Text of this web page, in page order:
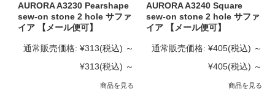
AURORA A3230 Pearshape
sew-on stone 2 hole サファ
イア 【メール便可】
通常販売価格: ¥313(税込) ～
¥313(税込) ～
商品を見る
AURORA A3240 Square
sew-on stone 2 hole サファ
イア 【メール便可】
通常販売価格: ¥405(税込) ～
¥405(税込) ～
商品を見る